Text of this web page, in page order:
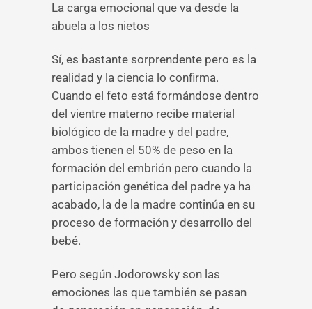
La carga emocional que va desde la
abuela a los nietos
Sí, es bastante sorprendente pero es la
realidad y la ciencia lo confirma.
Cuando el feto está formándose dentro
del vientre materno recibe material
biológico de la madre y del padre,
ambos tienen el 50% de peso en la
formación del embrión pero cuando la
participación genética del padre ya ha
acabado, la de la madre continúa en su
proceso de formación y desarrollo del
bebé.
Pero según Jodorowsky son las
emociones las que también se pasan